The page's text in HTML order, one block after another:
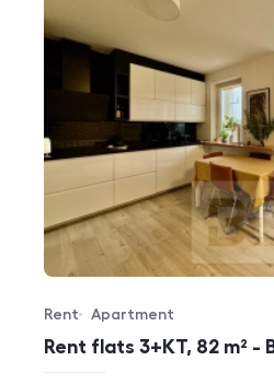
Rent flats 3+KT, 82 m² -
Offer type
Rent
Property type
Apartment